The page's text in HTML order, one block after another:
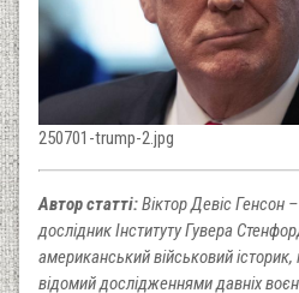
250701-trump-2.jpg
Автор статті:Віктор Девіс Генсон
дослідник Інституту Гувера
американський військовий
відомий дослідженнями давніх